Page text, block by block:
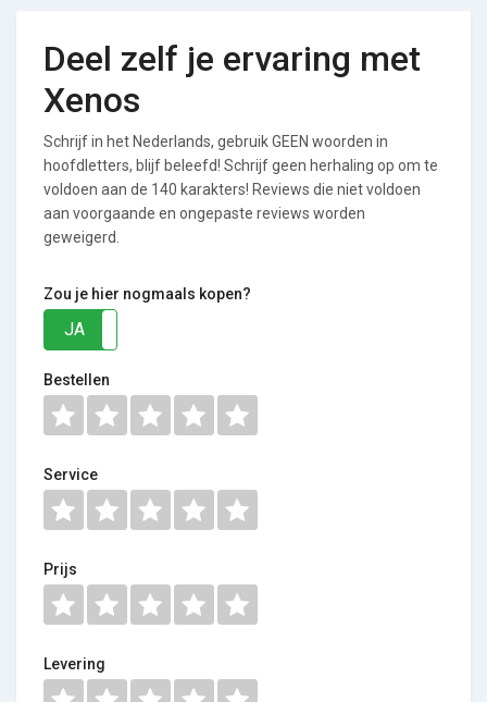
Deel zelf je ervaring met
Xenos
Schrijf in het Nederlands, gebruik GEEN woorden in
hoofdletters, blijf beleefd! Schrijf geen herhaling op om te
voldoen aan de 140 karakters! Reviews die niet voldoen
aan voorgaande en ongepaste reviews worden
geweigerd.
Zou je hier nogmaals kopen?
JA
Bestellen
Service
Prijs
Levering